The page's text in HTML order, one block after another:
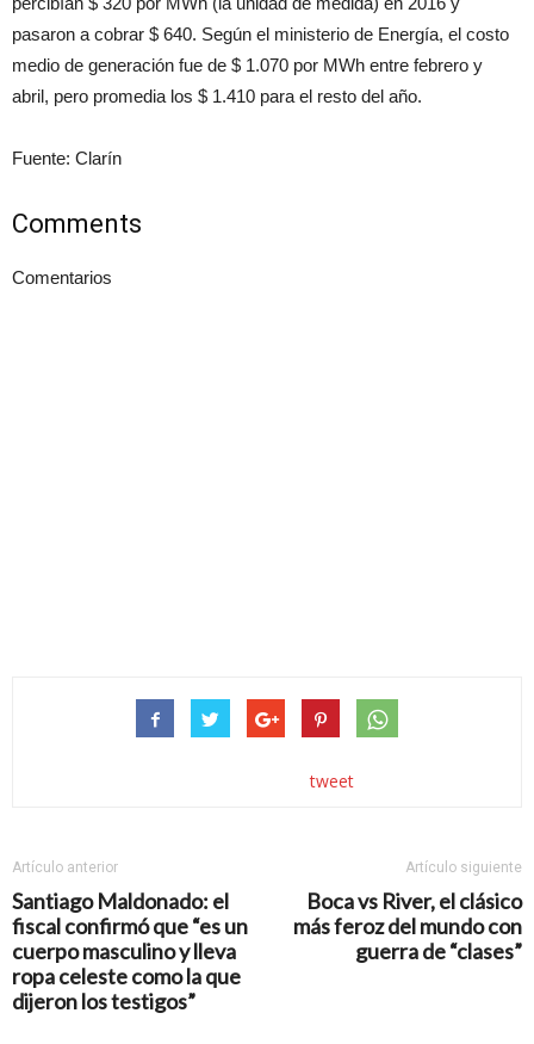
pasaron a cobrar $ 640. Según el ministerio de Energía, el costo
medio de generación fue de $ 1.070 por MWh entre febrero y
abril, pero promedia los $ 1.410 para el resto del año.
Fuente: Clarín
Comments
Comentarios
tweet
Artículo anterior
Santiago Maldonado: el
fiscal confirmó que “es un
cuerpo masculino y lleva
ropa celeste como la que
dijeron los testigos”
Artículo siguiente
Boca vs River, el clásico
más feroz del mundo con
guerra de “clases”